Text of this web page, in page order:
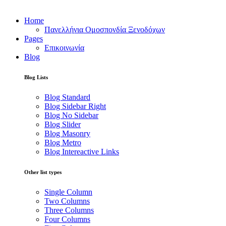
Home
Πανελλήνια Ομοσπονδία Ξενοδόχων
Pages
Επικοινωνία
Blog
Blog Lists
Blog Standard
Blog Sidebar Right
Blog No Sidebar
Blog Slider
Blog Masonry
Blog Metro
Blog Intereactive Links
Other list types
Single Column
Two Columns
Three Columns
Four Columns